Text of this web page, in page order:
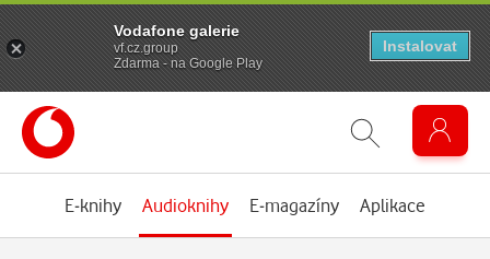
E-knihy Audioknihy E-magazíny Aplikace
Vodafone galerie
vf.cz.group
Zdarma - na Google Play
Instalovat